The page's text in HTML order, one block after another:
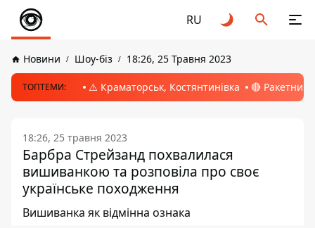
RU
Новини Шоу-біз 18:26, 25 Травня 2023
ТОПТЕМИ: ⚠️ Краматорськ, Костянтинівка 🔴 Ракетний
18:26, 25 травня 2023
Барбра Стрейзанд похвалилася
вишиванкою та розповіла про своє
українське походження
Вишиванка як відмінна ознака